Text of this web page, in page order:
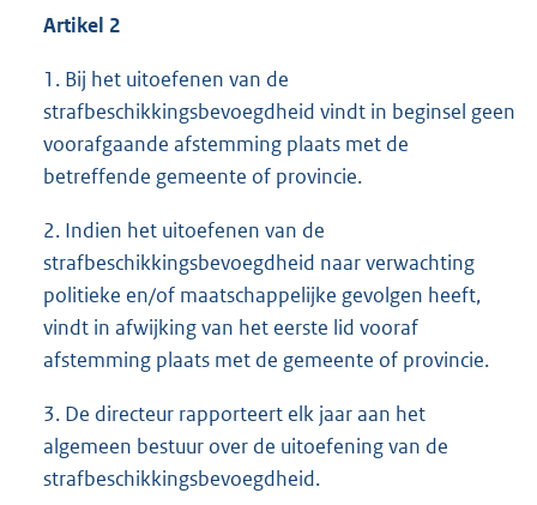
Artikel 2
1. Bij het uitoefenen van de
strafbeschikkingsbevoegdheid vindt in beginsel geen
voorafgaande afstemming plaats met de
betreffende gemeente of provincie.
2. Indien het uitoefenen van de
strafbeschikkingsbevoegdheid naar verwachting
politieke en/of maatschappelijke gevolgen heeft,
vindt in afwijking van het eerste lid vooraf
afstemming plaats met de gemeente of provincie.
3. De directeur rapporteert elk jaar aan het
algemeen bestuur over de uitoefening van de
strafbeschikkingsbevoegdheid.